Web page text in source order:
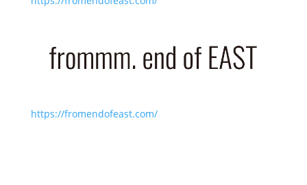
https://fromendofeast.com/